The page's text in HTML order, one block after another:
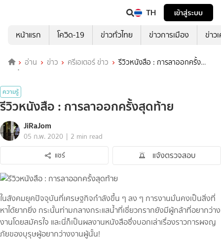
TH
เข้าสู่ระบบ
หน้าแรก
โควิด-19 ข่าวทั่วไทย ข่าวการเมือง ข่าว
อ่าน ข่าว ครีเอเตอร์ ข่าว
รีวิวหนังสือ : การลาออกครั้ง
สุดท้าย
ความรู้
รีวิวหนังสือ : การลาออกครั้งสุดท้าย
JiRaJom
05 ก.พ. 2020 | 2 min read
แชร์
แจ้งตรวจสอบ
ในสังคมยุคปัจจุบันที่เศรษฐกิจกำลังขึ้น ๆ ลง ๆ การงานมั่นคงเป็นสิ่งที่
หาได้ยากยิ่ง กระนั้นท่ามกลางกระแสน้ำที่เชี่ยวกรากยังมีผู้กล้าที่อยากว่าง
งานโดยสมัครใจ และนี่ก็เป็นผลงานหนังสือซึ่งบอกเล่าเรื่องราวการผจญ
ภัยของบุรุษผู้อยากว่างงานผู้นั้น!